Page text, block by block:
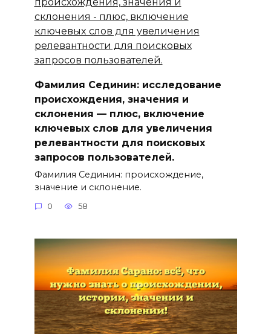
Фамилия Сединин: исследование
происхождения, значения и
склонения — плюс, включение
ключевыx слов для увеличения
релевантности для поисковых
запросов пользователей.
Фамилия Сединин: происхождение,
значение и склонение.
0 58